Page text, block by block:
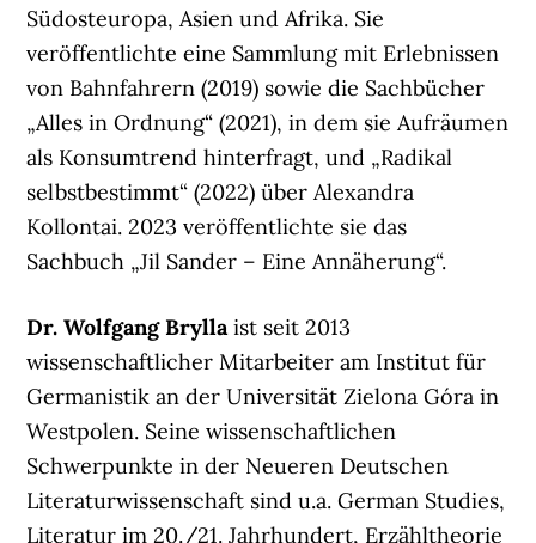
Südosteuropa, Asien und Afrika. Sie
veröffentlichte eine Sammlung mit Erlebnissen
von Bahnfahrern (2019) sowie die Sachbücher
„Alles in Ordnung“ (2021), in dem sie Aufräumen
als Konsumtrend hinterfragt, und „Radikal
selbstbestimmt“ (2022) über Alexandra
Kollontai. 2023 veröffentlichte sie das
Sachbuch „Jil Sander – Eine Annäherung“.
Dr. Wolfgang Bryllaist seit 2013
wissenschaftlicher Mitarbeiter am Institut für
Germanistik an der Universität Zielona Góra in
Westpolen. Seine wissenschaftlichen
Schwerpunkte in der Neueren Deutschen
Literaturwissenschaft sind u.a. German Studies,
Literatur im 20./21. Jahrhundert, Erzähltheorie